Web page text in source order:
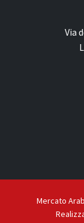
Via
Mercato